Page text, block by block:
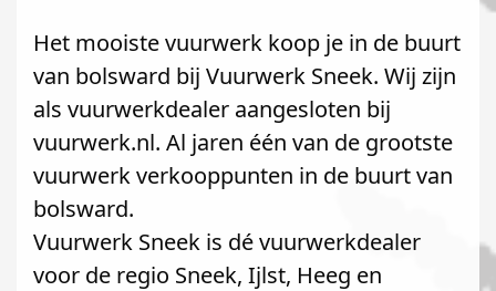
Het mooiste vuurwerk koop je in de buurt
van bolsward bij Vuurwerk Sneek. Wij zijn
als vuurwerkdealer aangesloten bij
vuurwerk.nl. Al jaren één van de grootste
vuurwerk verkooppunten in de buurt van
bolsward.
Vuurwerk Sneek is dé vuurwerkdealer
voor de regio Sneek, Ijlst, Heeg en